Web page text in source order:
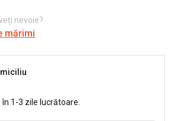
nevoie?
mărimi
în 1-3 zile lucrătoare.